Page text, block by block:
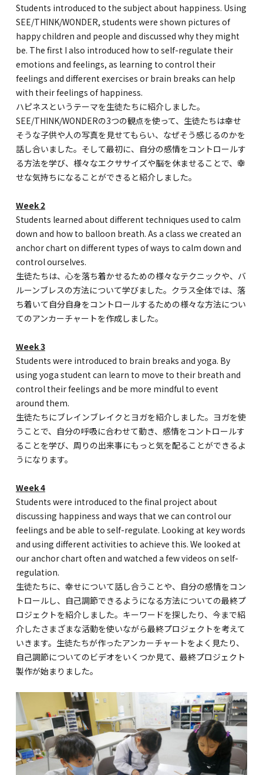
TEL(EN): +81-(0)45-228-9397
TEL(JA): +81-(0)45-222-6467
Students introduced to the subject about happiness. Using
SEE/THINK/WONDER, students were shown pictures of
happy children and people and discussed why they might
be. The first I also introduced how to self-regulate their
emotions and feelings, as learning to control their
feelings and different exercises or brain breaks can help
with their feelings of happiness.
ハピネスというテーマを生徒たちに紹介しました。
SEE/THINK/WONDERの3つの観点を使って、生徒たちは幸せ
そうな子供や人の写真を見せてもらい、なぜそう感じるのかを
話し合いました。そして最初に、自分の感情をコントロールす
る方法を学び、様々なエクササイズや脳を休ませることで、幸
せな気持ちになることができると紹介しました。
Week 2
Students learned about different techniques used to calm
down and how to balloon breath. As a class we created an
anchor chart on different types of ways to calm down and
control ourselves.
生徒たちは、心を落ち着かせるための様々なテクニックや、バ
ルーンブレスの方法について学びました。クラス全体では、落
ち着いて自分自身をコントロールするための様々な方法につい
てのアンカーチャートを作成しました。
Week 3
Students were introduced to brain breaks and yoga. By
using yoga student can learn to move to their breath and
control their feelings and be more mindful to event
around them.
生徒たちにブレインブレイクとヨガを紹介しました。ヨガを使
うことで、自分の呼吸に合わせて動き、感情をコントロールす
ることを学び、周りの出来事にもっと気を配ることができるよ
うになります。
Week 4
Students were introduced to the final project about
discussing happiness and ways that we can control our
feelings and be able to self-regulate. Looking at key words
and using different activities to achieve this. We looked at
our anchor chart often and watched a few videos on self-
regulation.
生徒たちに、幸せについて話し合うことや、自分の感情をコン
トロールし、自己調節できるようになる方法についての最終プ
ロジェクトを紹介しました。キーワードを探したり、今まで紹
介したさまざまな活動を使いながら最終プロジェクトを考えて
いきます。生徒たちが作ったアンカーチャートをよく見たり、
自己調節についてのビデオをいくつか見て、最終プロジェクト
製作が始まりました。